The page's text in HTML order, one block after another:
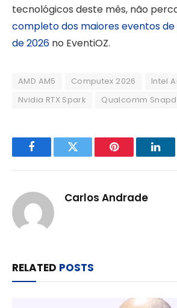
tecnológicos deste mês, não
completo dos maiores eventos
de 2026 no EventiOZ.
AMD AM5 Computex 2026
Intel
Nvidia RTX Spark
Qualcomm
FacebookTwitter Pinterest
Carlos Andrade
RELATED POSTS